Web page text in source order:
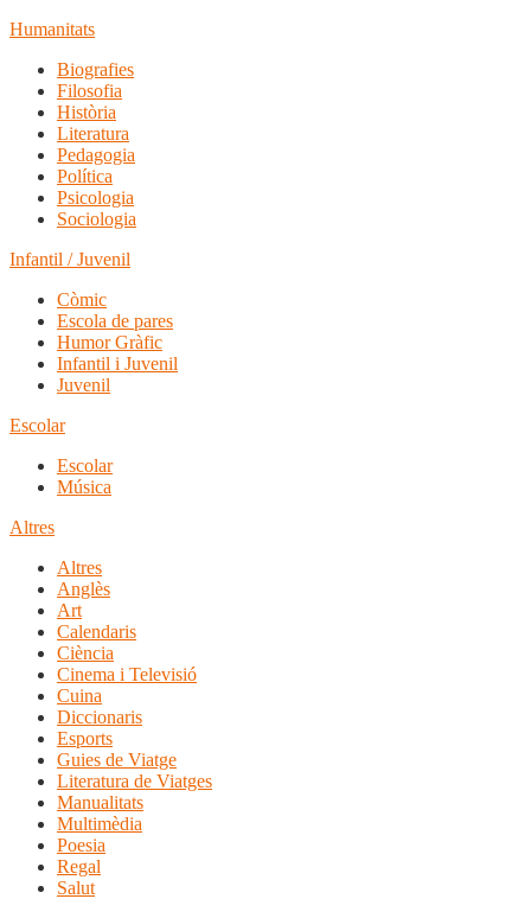
Humanitats
Biografies
Filosofia
Història
Literatura
Pedagogia
Política
Psicologia
Sociologia
Infantil / Juvenil
Còmic
Escola de pares
Humor Gràfic
Infantil i Juvenil
Juvenil
Escolar
Escolar
Música
Altres
Altres
Anglès
Art
Calendaris
Ciència
Cinema i Televisió
Cuina
Diccionaris
Esports
Guies de Viatge
Literatura de Viatges
Manualitats
Multimèdia
Poesia
Regal
Salut